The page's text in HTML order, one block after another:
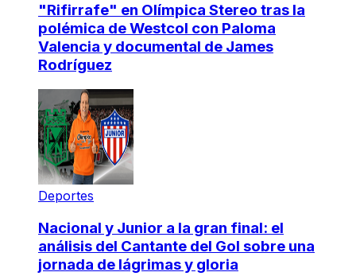
"Rifirrafe" en Olímpica Stereo tras la
polémica de Westcol con Paloma
Valencia y documental de James
Rodríguez
Deportes
Nacional y Junior a la gran final: el
análisis del Cantante del Gol sobre una
jornada de lágrimas y gloria